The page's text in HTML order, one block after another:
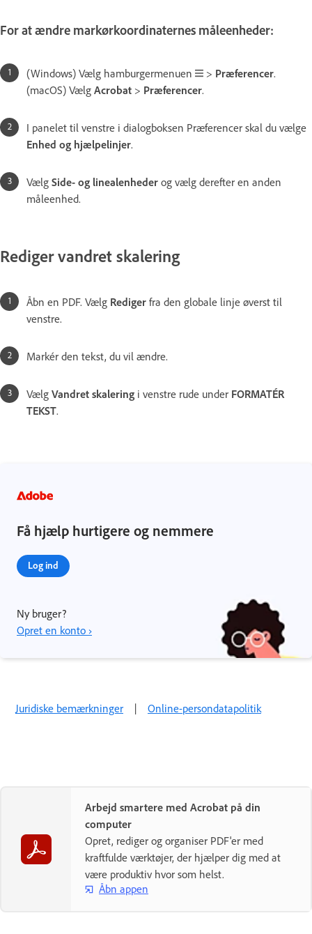
For at ændre markørkoordinaternes måleenheder:
(Windows) Vælg hamburgermenuen > Præferencer.
(macOS) Vælg Acrobat > Præferencer.
I panelet til venstre i dialogboksen Præferencer skal du vælge
Enhed og hjælpelinjer.
Vælg Side- og linealenheder og vælg derefter en anden
måleenhed.
Rediger vandret skalering
Åbn en PDF. Vælg Rediger fra den globale linje øverst til
venstre.
Markér den tekst, du vil ændre.
Vælg Vandret skalering i venstre rude under FORMATÉR
TEKST.
Få hjælp hurtigere og nemmere
Log ind
Ny bruger?
Opret en konto ›
Juridiske bemærkninger | Online-persondatapolitik
Arbejd smartere med Acrobat på din
computer
Opret, rediger og organiser PDF'er med
kraftfulde værktøjer, der hjælper dig med at
være produktiv hvor som helst.
Åbn appen